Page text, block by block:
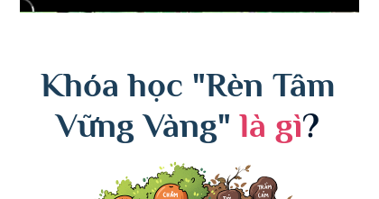
Khóa học "Rèn Tâm
Vững Vàng" là gì?